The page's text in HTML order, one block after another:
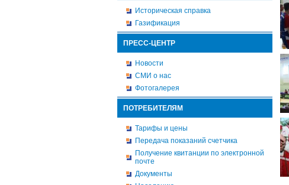
Историческая справка
Газификация
ПРЕСС-ЦЕНТР
Новости
СМИ о нас
Фотогалерея
ПОТРЕБИТЕЛЯМ
Тарифы и цены
Передача показаний счетчика
Получение квитанции по электронной
почте
Документы